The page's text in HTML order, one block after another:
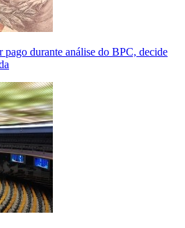
pago durante análise do BPC, decide